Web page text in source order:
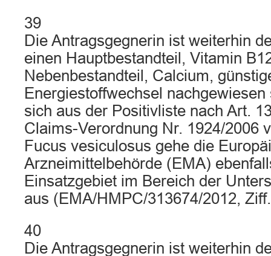
39
Die Antragsgegnerin ist weiterhin
einen Hauptbestandteil, Vitamin
Nebenbestandteil, Calcium,
Energiestoffwechsel
sich aus der Positivliste nach Art.
Claims-Verordnung Nr. 1924/2006
Fucus vesiculosus gehe die
Arzneimittelbehörde (EMA)
Einsatzgebiet im Bereich der
aus (EMA/HMPC/313674/2012,
40
Die Antragsgegnerin ist weiterhin